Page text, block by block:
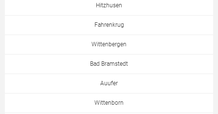
Hitzhusen
Fahrenkrug
Wittenbergen
Bad Bramstedt
Auufer
Wittenborn